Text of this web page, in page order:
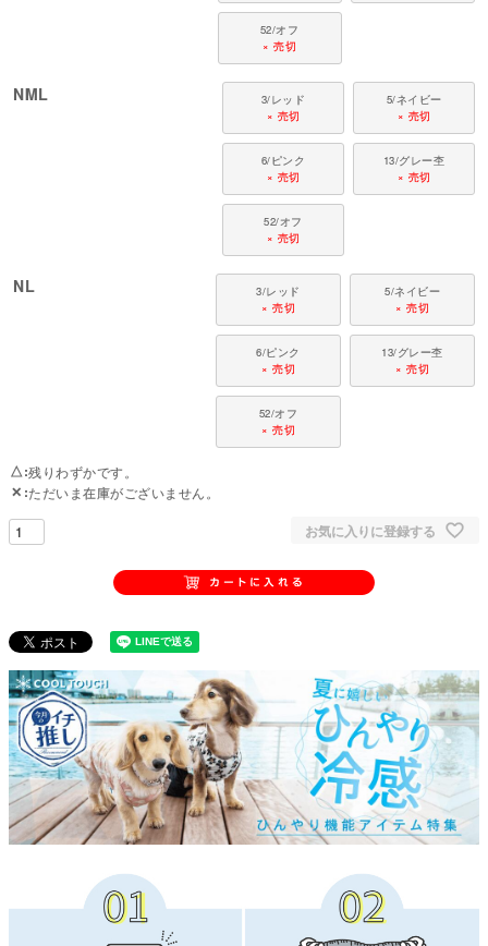
52/オフ
× 売切
NML
3/レッド
× 売切
5/ネイビー
× 売切
6/ピンク
× 売切
13/グレー杢
× 売切
52/オフ
× 売切
NL
3/レッド
× 売切
5/ネイビー
× 売切
6/ピンク
× 売切
13/グレー杢
× 売切
52/オフ
× 売切
△ 残りわずかです。
✕ ただいま在庫がございません。
お気に入りに登録する